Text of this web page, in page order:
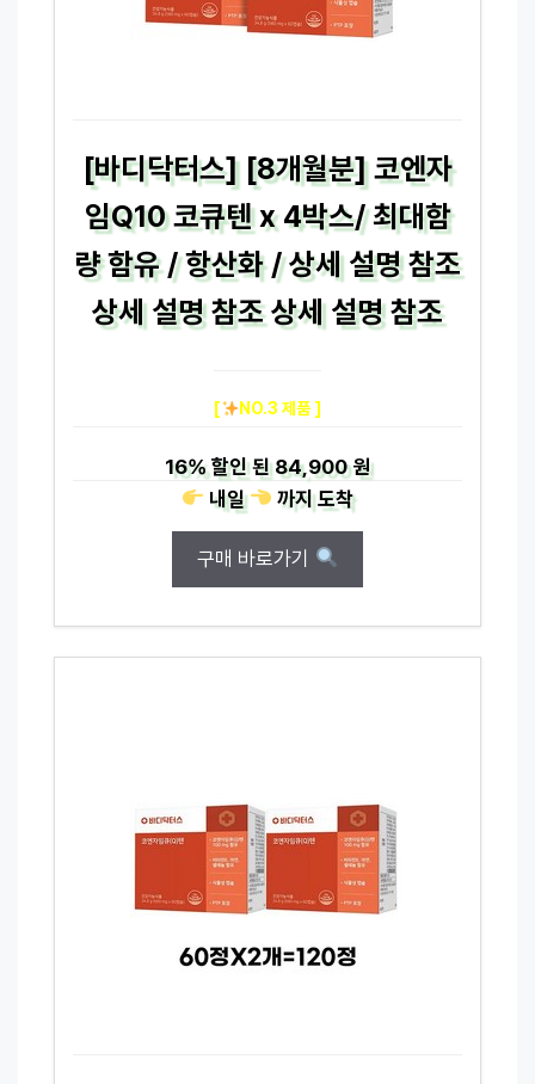
[바디닥터스] [8개월분] 코엔자
임Q10 코큐텐 x 4박스/ 최대함
량 함유 / 항산화 / 상세 설명 참조
상세 설명 참조 상세 설명 참조
[ NO.3 제품 ]
16%할인 된84,900 원
내일
까지도착
구매 바로가기